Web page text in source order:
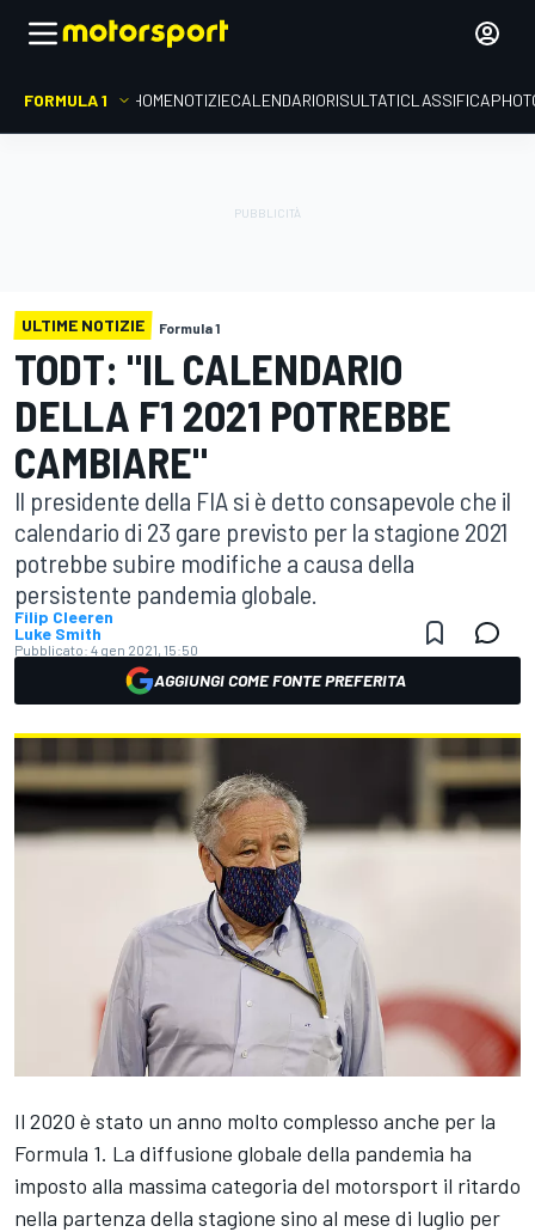
FORMULA 1 HOMENOTIZIECALENDARIORISULTATICLASSIFICA
ULTIME NOTIZIE Formula 1
TODT: "IL CALENDARIO
DELLA F1 2021 POTREBBE
CAMBIARE"
Il presidente della FIA si è detto consapevole che il
calendario di 23 gare previsto per la stagione 2021
potrebbe subire modifiche a causa della
persistente pandemia globale.
Filip Cleeren
Luke Smith
Pubblicato: 4 gen 2021, 15:50
AGGIUNGI COME FONTE PREFERITA
Il 2020 è stato un anno molto complesso anche per la
Formula 1. La diffusione globale della pandemia ha
imposto alla massima categoria del motorsport il ritardo
nella partenza della stagione sino al mese di luglio per